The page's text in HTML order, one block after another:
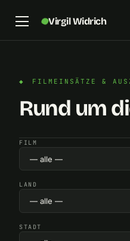
Virgil Widrich
FILMEINSÄTZE &
Rund um
FILM
LAND
STADT